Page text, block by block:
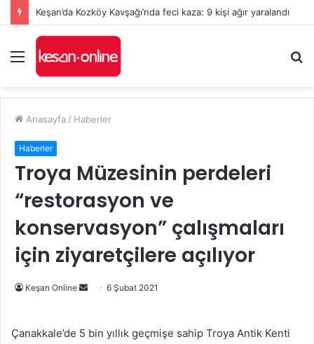
Keşan’da Kozköy Kavşağı’nda feci kaza: 9 kişi ağır yaralandı
Menü
...
Anasayfa / Haberler
Haberler
Troya Müzesinin perdeleri
“restorasyon ve
konservasyon” çalışmaları
için ziyaretçilere açılıyor
Keşan Online
Bir
göndermek
6 Şubat 2021
Çanakkale’de 5 bin yıllık geçmişe sahip Troya Antik Kenti